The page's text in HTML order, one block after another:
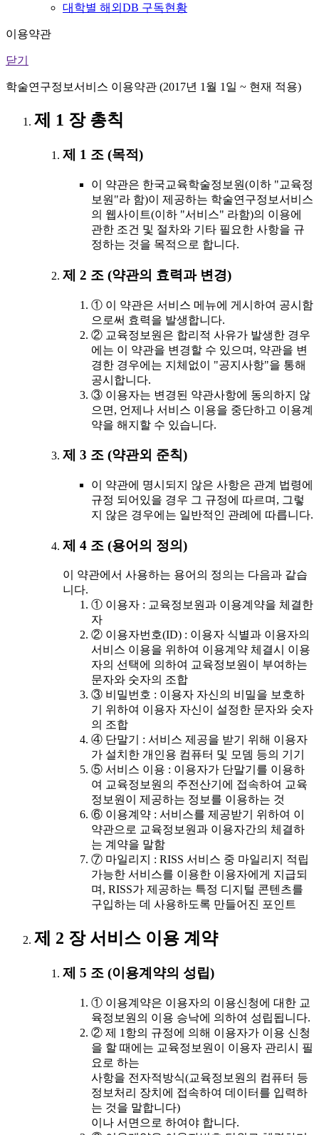
대학별 해외DB 구독현황
이용약관
닫기
학술연구정보서비스 이용약관 (2017년 1월 1일 ~ 현재 적용)
제 1 장 총칙
제 1 조 (목적)
이 약관은 한국교육학술정보원(이하 "교육정
보원"라 함)이 제공하는 학술연구정보서비스
의 웹사이트(이하 "서비스" 라함)의 이용에
관한 조건 및 절차와 기타 필요한 사항을 규
정하는 것을 목적으로 합니다.
제 2 조 (약관의 효력과 변경)
① 이 약관은 서비스 메뉴에 게시하여 공시함
으로써 효력을 발생합니다.
② 교육정보원은 합리적 사유가 발생한 경우
에는 이 약관을 변경할 수 있으며, 약관을 변
경한 경우에는 지체없이 "공지사항"을 통해
공시합니다.
③ 이용자는 변경된 약관사항에 동의하지 않
으면, 언제나 서비스 이용을 중단하고 이용계
약을 해지할 수 있습니다.
제 3 조 (약관외 준칙)
이 약관에 명시되지 않은 사항은 관계 법령에
규정 되어있을 경우 그 규정에 따르며, 그렇
지 않은 경우에는 일반적인 관례에 따릅니다.
제 4 조 (용어의 정의)
이 약관에서 사용하는 용어의 정의는 다음과 같습
니다.
① 이용자 : 교육정보원과 이용계약을 체결한
자
② 이용자번호(ID) : 이용자 식별과 이용자의
서비스 이용을 위하여 이용계약 체결시 이용
자의 선택에 의하여 교육정보원이 부여하는
문자와 숫자의 조합
③ 비밀번호 : 이용자 자신의 비밀을 보호하
기 위하여 이용자 자신이 설정한 문자와 숫자
의 조합
④ 단말기 : 서비스 제공을 받기 위해 이용자
가 설치한 개인용 컴퓨터 및 모뎀 등의 기기
⑤ 서비스 이용 : 이용자가 단말기를 이용하
여 교육정보원의 주전산기에 접속하여 교육
정보원이 제공하는 정보를 이용하는 것
⑥ 이용계약 : 서비스를 제공받기 위하여 이
약관으로 교육정보원과 이용자간의 체결하
는 계약을 말함
⑦ 마일리지 : RISS 서비스 중 마일리지 적립
가능한 서비스를 이용한 이용자에게 지급되
며, RISS가 제공하는 특정 디지털 콘텐츠를
구입하는 데 사용하도록 만들어진 포인트
제 2 장 서비스 이용 계약
제 5 조 (이용계약의 성립)
① 이용계약은 이용자의 이용신청에 대한 교
육정보원의 이용 승낙에 의하여 성립됩니다.
② 제 1항의 규정에 의해 이용자가 이용 신청
을 할 때에는 교육정보원이 이용자 관리시 필
요로 하는
사항을 전자적방식(교육정보원의 컴퓨터 등
정보처리 장치에 접속하여 데이터를 입력하
는 것을 말합니다)
이나 서면으로 하여야 합니다.